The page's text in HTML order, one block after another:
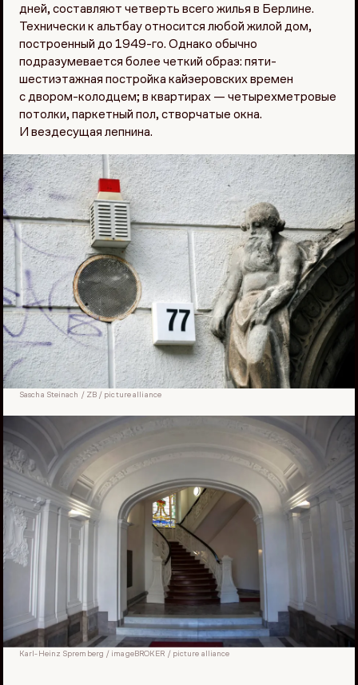
дней, составляют четверть всего жилья в Берлине.
Технически к альтбау относится любой жилой дом,
построенный до 1949-го. Однако обычно
подразумевается более четкий образ: пяти-
шестиэтажная постройка кайзеровских времен
с двором-колодцем; в квартирах — четырехметровые
потолки, паркетный пол, створчатые окна.
И вездесущая лепнина.
Sascha Steinach / ZB / picture alliance
Karl-Heinz Spremberg / imageBROKER / picture alliance